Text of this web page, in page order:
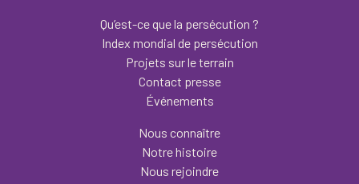
Qu’est-ce que la persécution ?
Index mondial de persécution
Projets sur le terrain
Contact presse
Événements
Nous connaître
Notre histoire
Nous rejoindre